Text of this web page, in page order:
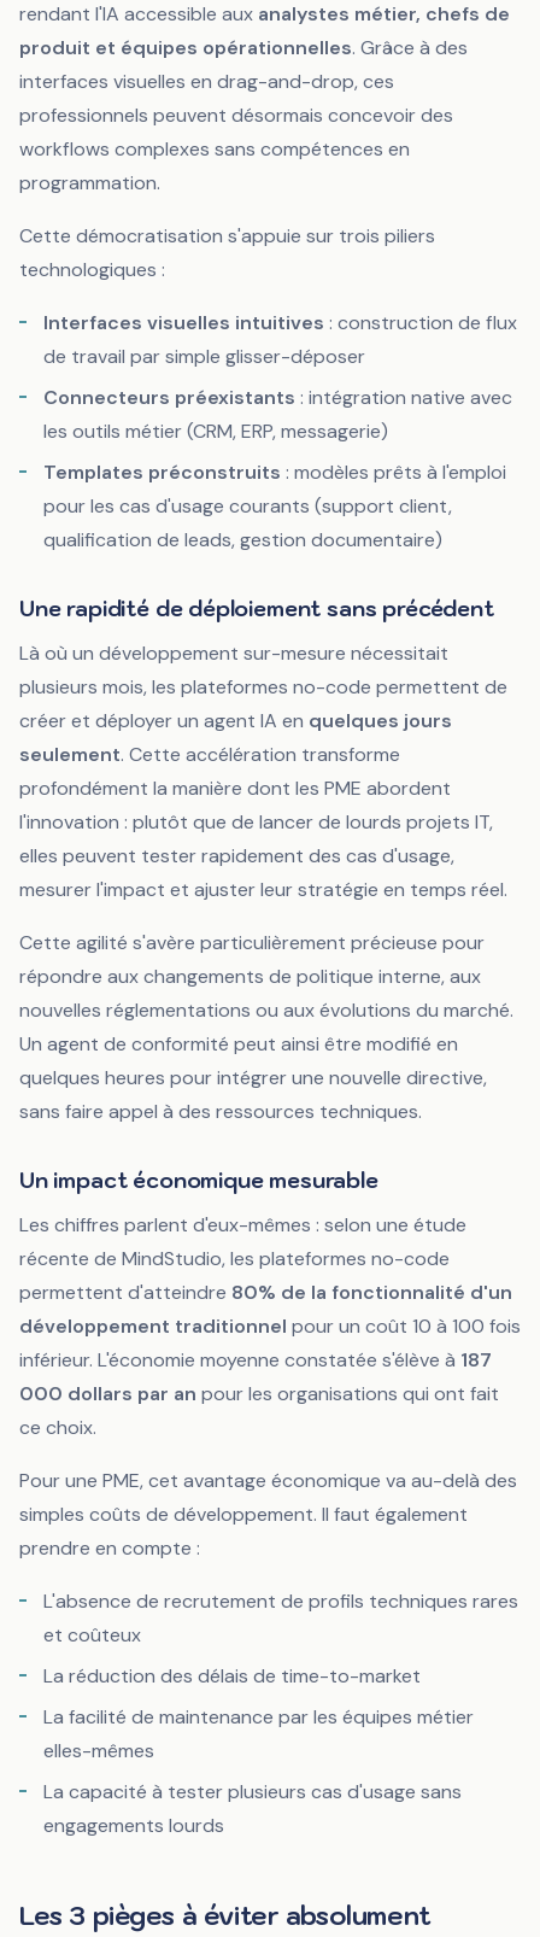
rendant l'IA accessible aux analystes métier, chefs de
produit et équipes opérationnelles. Grâce à des
interfaces visuelles en drag-and-drop, ces
professionnels peuvent désormais concevoir des
workflows complexes sans compétences en
programmation.
Cette démocratisation s'appuie sur trois piliers
technologiques :
Interfaces visuelles intuitives : construction de flux
de travail par simple glisser-déposer
Connecteurs préexistants : intégration native avec
les outils métier (CRM, ERP, messagerie)
Templates préconstruits : modèles prêts à l'emploi
pour les cas d'usage courants (support client,
qualification de leads, gestion documentaire)
Une rapidité de déploiement sans précédent
Là où un développement sur-mesure nécessitait
plusieurs mois, les plateformes no-code permettent de
créer et déployer un agent IA en quelques jours
seulement. Cette accélération transforme
profondément la manière dont les PME abordent
l'innovation : plutôt que de lancer de lourds projets IT,
elles peuvent tester rapidement des cas d'usage,
mesurer l'impact et ajuster leur stratégie en temps réel.
Cette agilité s'avère particulièrement précieuse pour
répondre aux changements de politique interne, aux
nouvelles réglementations ou aux évolutions du marché.
Un agent de conformité peut ainsi être modifié en
quelques heures pour intégrer une nouvelle directive,
sans faire appel à des ressources techniques.
Un impact économique mesurable
Les chiffres parlent d'eux-mêmes : selon une étude
récente de MindStudio, les plateformes no-code
permettent d'atteindre 80% de la fonctionnalité d'un
développement traditionnel pour un coût 10 à 100 fois
inférieur. L'économie moyenne constatée s'élève à 187
000 dollars par an pour les organisations qui ont fait
ce choix.
Pour une PME, cet avantage économique va au-delà des
simples coûts de développement. Il faut également
prendre en compte :
L'absence de recrutement de profils techniques rares
et coûteux
La réduction des délais de time-to-market
La facilité de maintenance par les équipes métier
elles-mêmes
La capacité à tester plusieurs cas d'usage sans
engagements lourds
Les 3 pièges à éviter absolument